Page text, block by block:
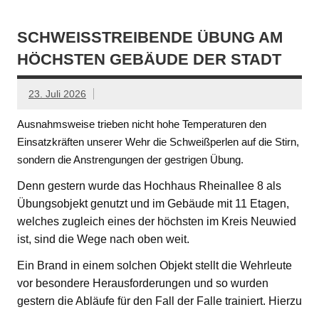
SCHWEISSTREIBENDE ÜBUNG AM H
ÖCHSTEN GEBÄUDE DER STADT
23. Juli 2026
Ausnahmsweise trieben nicht hohe Temperaturen den
Einsatzkräften unserer Wehr die Schweißperlen auf die Stirn,
sondern die Anstrengungen der gestrigen Übung.
Denn gestern wurde das Hochhaus Rheinallee 8 als
Übungsobjekt genutzt und im Gebäude mit 11 Etagen,
welches zugleich eines der höchsten im Kreis Neuwied
ist, sind die Wege nach oben weit.
Ein Brand in einem solchen Objekt stellt die Wehrleute
vor besondere Herausforderungen und so wurden
gestern die Abläufe für den Fall der Falle trainiert. Hierzu